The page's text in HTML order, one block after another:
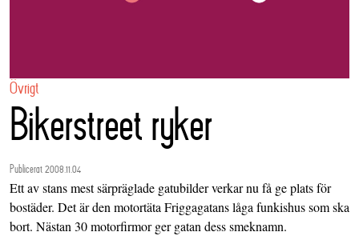
Övrigt
Bikerstreet ryker
Publicerat 2008.11.04
Ett av stans mest särpräglade gatubilder verkar nu få ge plats för
bostäder. Det är den motortäta Friggagatans låga funkishus som ska
bort. Nästan 30 motorfirmor ger gatan dess smeknamn.